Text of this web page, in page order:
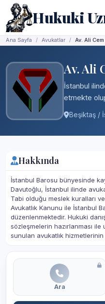
Hukuki
Ana Sayfa Avukatlar Av. Ali
Av. Ali
İstanbul
etmekte
Beşiktaş /
Hakkında
İstanbul Barosu bünyesinde
Davutoğlu, İstanbul ilinde
Tabi olduğu meslek kuralları
Avukatlık Kanunu ile İstanbul
düzenlenmektedir. Hukuki
sözleşmelerin hazırlanması
sunulan avukatlık hizmetlerinin
Ara